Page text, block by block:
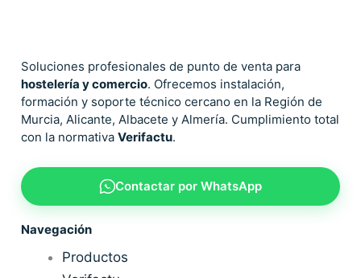
Soluciones profesionales de punto de venta para
hostelería y comercio. Ofrecemos instalación,
formación y soporte técnico cercano en la Región de
Murcia, Alicante, Albacete y Almería. Cumplimiento total
con la normativa Verifactu.
Contactar por WhatsApp
Navegación
Productos